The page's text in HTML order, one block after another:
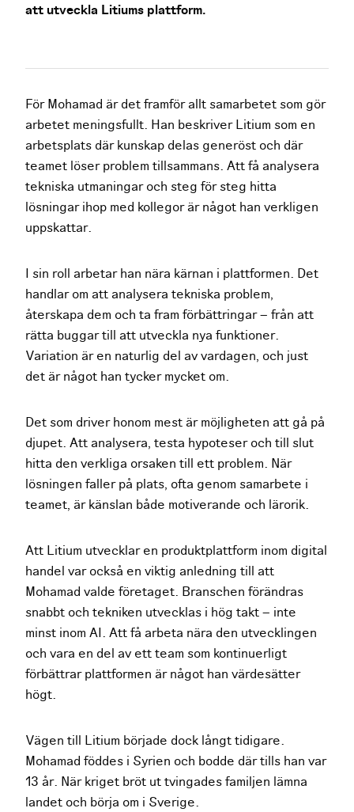
att utveckla Litiums plattform.
För Mohamad är det framför allt samarbetet som gör
arbetet meningsfullt. Han beskriver Litium som en
arbetsplats där kunskap delas generöst och där
teamet löser problem tillsammans. Att få analysera
tekniska utmaningar och steg för steg hitta
lösningar ihop med kollegor är något han verkligen
uppskattar.
I sin roll arbetar han nära kärnan i plattformen. Det
handlar om att analysera tekniska problem,
återskapa dem och ta fram förbättringar – från att
rätta buggar till att utveckla nya funktioner.
Variation är en naturlig del av vardagen, och just
det är något han tycker mycket om.
Det som driver honom mest är möjligheten att gå på
djupet. Att analysera, testa hypoteser och till slut
hitta den verkliga orsaken till ett problem. När
lösningen faller på plats, ofta genom samarbete i
teamet, är känslan både motiverande och lärorik.
Att Litium utvecklar en produktplattform inom digital
handel var också en viktig anledning till att
Mohamad valde företaget. Branschen förändras
snabbt och tekniken utvecklas i hög takt – inte
minst inom AI. Att få arbeta nära den utvecklingen
och vara en del av ett team som kontinuerligt
förbättrar plattformen är något han värdesätter
högt.
Vägen till Litium började dock långt tidigare.
Mohamad föddes i Syrien och bodde där tills han var
13 år. När kriget bröt ut tvingades familjen lämna
landet och börja om i Sverige.